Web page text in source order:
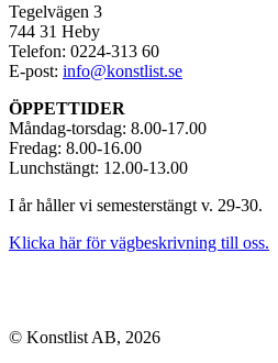
Tegelvägen 3
744 31 Heby
Telefon: 0224-313 60
E-post: info@konstlist.se
ÖPPETTIDER
Måndag-torsdag: 8.00-17.00
Fredag: 8.00-16.00
Lunchstängt: 12.00-13.00
I år håller vi semesterstängt v. 29-30.
Klicka här för vägbeskrivning till oss.
© Konstlist AB, 2026